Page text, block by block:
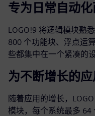
专为日常自动
LOGO!9 将逻辑模块熟
800 个功能块、浮点运
些都集中在一个紧凑的设
为不断增长的
随着应用的增长，
模块，每个系统最多 64